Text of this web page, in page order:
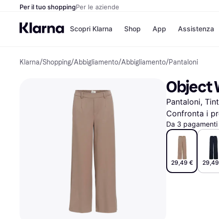
Per il tuo shoppingPer le aziende
Scopri Klarna
Opzioni di
Paga ora
Paga in 3 rate
Paga dopo 30 giorni
Finanziamento
Shop
Negozi
Unieuro
Media
eBay
Zalando
Elenco negozi
App Assistenza
Klarna/Shopping/Abbigliamento/Abbigliamento/Pantaloni
Object
Pantaloni,
Confronta i
Da 3
29,49 €